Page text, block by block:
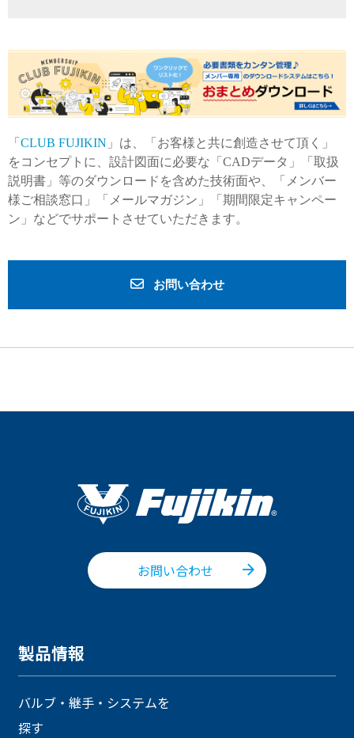
「 CLUB FUJIKIN 」は、「お客様と共に創造させて頂く」
をコンセプトに、設計図面に必要な「CADデータ」「取扱
説明書」等のダウンロードを含めた技術面や、「メンバー
様ご相談窓口」「メールマガジン」「期間限定キャンペー
ン」などでサポートさせていただきます。
お問い合わせ
お問い合わせ
製品情報
バルブ・継手・システムを
探す